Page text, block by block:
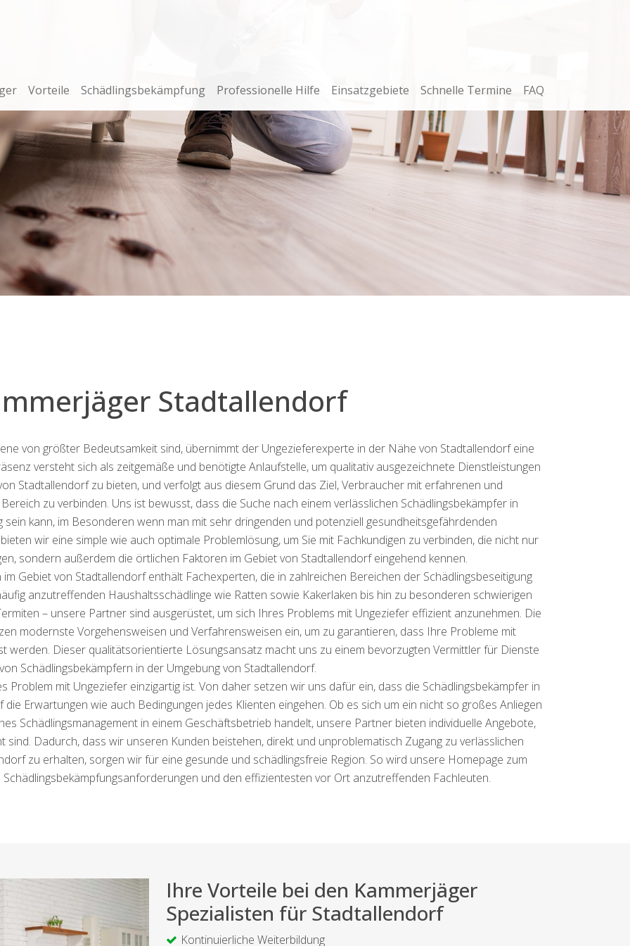
Vorteile Schädlingsbekämpfung Professionelle Hilfe Einsatzgebiete Schnelle Termine FAQ
Stadtallendorf
von größter Bedeutsamkeit sind, übernimmt der Ungezieferexperte in der Nähe von Stadtallendorf eine
versteht sich als zeitgemäße und benötigte Anlaufstelle, um qualitativ ausgezeichnete Dienstleistungen
Stadtallendorf zu bieten, und verfolgt aus diesem Grund das Ziel, Verbraucher mit erfahrenen und
zu verbinden. Uns ist bewusst, dass die Suche nach einem verlässlichen Schädlingsbekämpfer in
kann, im Besonderen wenn man mit sehr dringenden und potenziell gesundheitsgefährdenden
wir eine simple wie auch optimale Problemlösung, um Sie mit Fachkundigen zu verbinden, die nicht nur
sondern außerdem die örtlichen Faktoren im Gebiet von Stadtallendorf eingehend kennen.
Gebiet von Stadtallendorf enthält Fachexperten, die in zahlreichen Bereichen der Schädlingsbeseitigung
anzutreffenden Haushaltsschädlinge wie Ratten sowie Kakerlaken bis hin zu besonderen schwierigen
– unsere Partner sind ausgerüstet, um sich Ihres Problems mit Ungeziefer effizient anzunehmen. Die
modernste Vorgehensweisen und Verfahrensweisen ein, um zu garantieren, dass Ihre Probleme mit
werden. Dieser qualitätsorientierte Lösungsansatz macht uns zu einem bevorzugten Vermittler für Dienste
Schädlingsbekämpfern in der Umgebung von Stadtallendorf.
Problem mit Ungeziefer einzigartig ist. Von daher setzen wir uns dafür ein, dass die Schädlingsbekämpfer in
Erwartungen wie auch Bedingungen jedes Klienten eingehen. Ob es sich um ein nicht so großes Anliegen
Schädlingsmanagement in einem Geschäftsbetrieb handelt, unsere Partner bieten individuelle Angebote,
Dadurch, dass wir unseren Kunden beistehen, direkt und unproblematisch Zugang zu verlässlichen
zu erhalten, sorgen wir für eine gesunde und schädlingsfreie Region. So wird unsere Homepage zum
und den effizientesten vor Ort anzutreffenden Fachleuten.
Ihre Vorteile bei den Kammerjäger
Spezialisten für Stadtallendorf
Kontinuierliche Weiterbildung